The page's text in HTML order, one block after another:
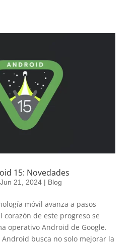
15: Novedades
Jun 21, 2024| Blog
móvil avanza a pasos
corazón de este progreso se
operativo Android de Google.
busca no solo mejorar la